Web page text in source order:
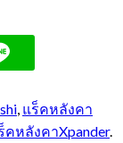
, แร็คหลังคา
คหลังคาXpander.